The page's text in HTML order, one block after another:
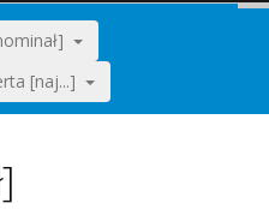
[naj...]